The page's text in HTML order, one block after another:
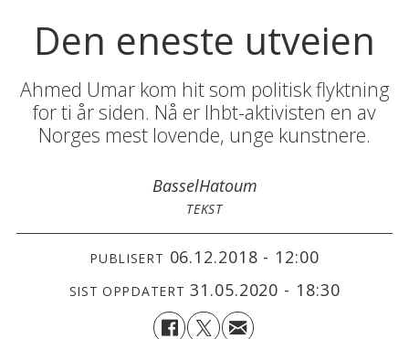
Den eneste utveien
Ahmed Umar kom hit som politisk flyktning
for ti år siden. Nå er lhbt-aktivisten en av
Norges mest lovende, unge kunstnere.
BasselHatoum
TEKST
PUBLISERT 06.12.2018 - 12:00
SIST OPPDATERT 31.05.2020 - 18:30